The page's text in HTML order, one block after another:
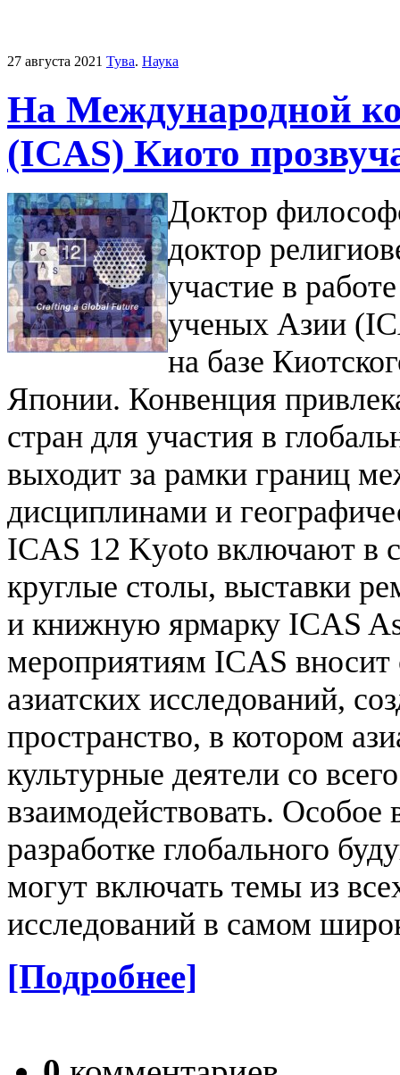
27 августа 2021 Тува. Наука
На Международной
(ICAS) Киото
Доктор
доктор
участие в
ученых Азии
на базе
Японии. Конвенция
стран для участия в
выходит за рамки границ
дисциплинами и
ICAS 12 Kyoto включают в
круглые столы, выставки
и книжную ярмарку ICAS
мероприятиям ICAS вносит
азиатских исследований,
пространство, в котором
культурные деятели со
взаимодействовать. Особое
разработке глобального
могут включать темы из
исследований в самом
[Подробнее]